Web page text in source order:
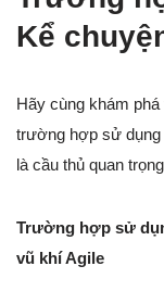
Kể
Hãy cùng khám
trường hợp sử dụng
là cầu thủ quan
Trường hợp sử
vũ khí Agile